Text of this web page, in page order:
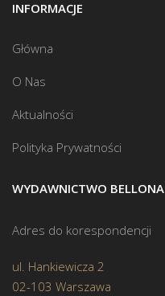
INFORMACJE
Główna
O Nas
Aktualności
Polityka Prywatności
WYDAWNICTWO BELLONA
Adres do korespondencji
ul. Hankiewicza 2
02-103 Warszawa